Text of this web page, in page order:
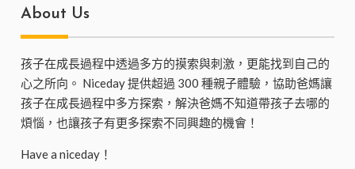
About Us
孩子在成長過程中透過多方的摸索與刺激，更能找到自己的
心之所向。 Niceday 提供超過 300 種親子體驗，協助爸媽讓
孩子在成長過程中多方探索，解決爸媽不知道帶孩子去哪的
煩惱，也讓孩子有更多探索不同興趣的機會！
Have a niceday！